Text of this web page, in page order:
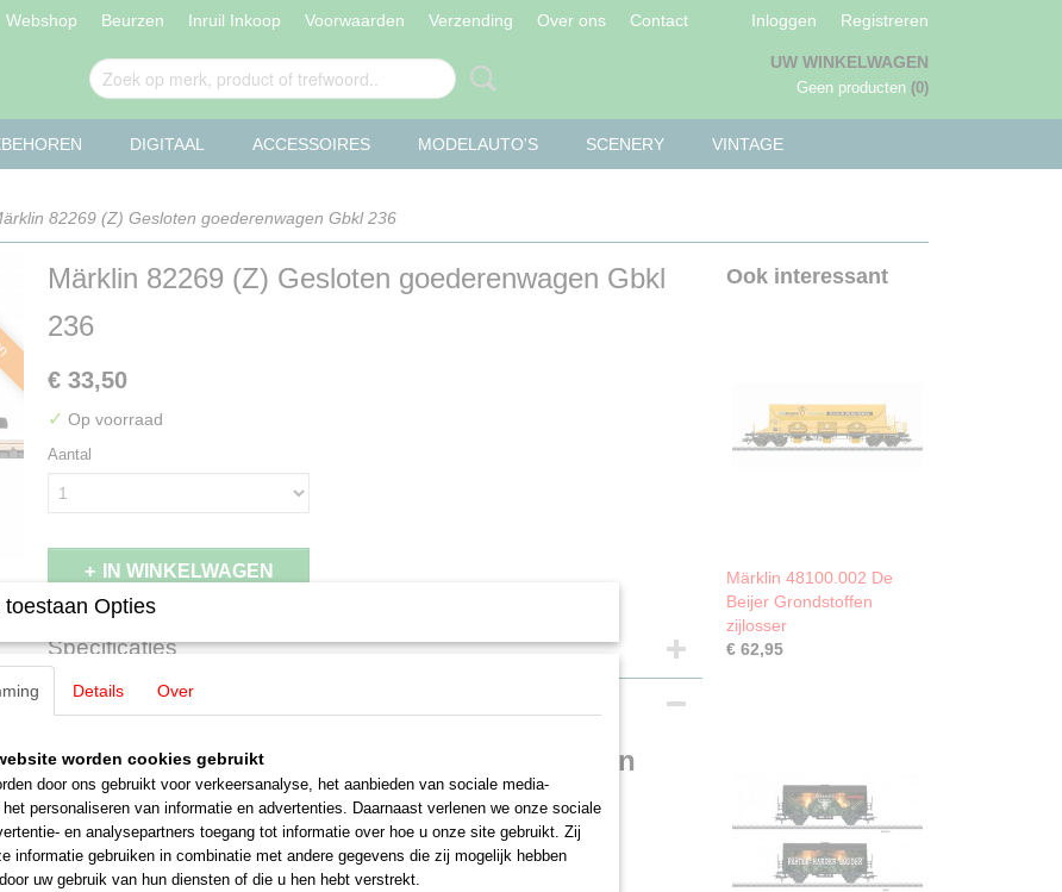
Webshop Beurzen Inruil Inkoop Voorwaarden Verzending Over ons Contact Inloggen Registreren
UW WINKELWAGEN
Geen producten (0)
DIGITAAL ACCESSOIRES MODELAUTO'S SCENERY VINTAGE
82269 (Z) Gesloten goederenwagen Gbkl 236
Märklin 82269 (Z) Gesloten goederenwagen Gbkl
236
€ 33,50
✓ Op voorraad
Aantal
IN WINKELWAGEN
Specificaties
Productcode leverancier
Schaal
Z
Omschrijving
Märklin 82269 (Z) Gesloten goederenwagen
Gbkl 236
LET OP: Kies bij betalen voor de optie:Betalen bij afhalen
Een aanbetaling is NIET nodig!
Ook interessant
Märklin 48100.002 De
Beijer Grondstoffen
zijlosser
€ 62,95
toestaan Opties
Details Over
worden cookies gebruikt
door ons gebruikt voor verkeersanalyse, het aanbieden van sociale media-
personaliseren van informatie en advertenties. Daarnaast verlenen we onze sociale
en analysepartners toegang tot informatie over hoe u onze site gebruikt. Zij
informatie gebruiken in combinatie met andere gegevens die zij mogelijk hebben
uw gebruik van hun diensten of die u hen hebt verstrekt.